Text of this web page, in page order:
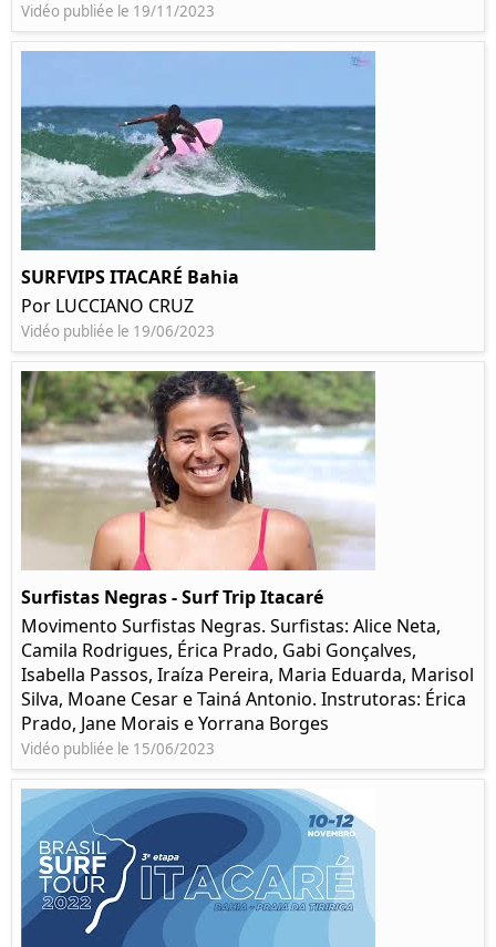
Vidéo publiée le 19/11/2023
SURFVIPS ITACARÉ Bahia
Por LUCCIANO CRUZ
Vidéo publiée le 19/06/2023
Surfistas Negras - Surf Trip Itacaré
Movimento Surfistas Negras. Surfistas: Alice Neta,
Camila Rodrigues, Érica Prado, Gabi Gonçalves,
Isabella Passos, Iraíza Pereira, Maria Eduarda, Marisol
Silva, Moane Cesar e Tainá Antonio. Instrutoras: Érica
Prado, Jane Morais e Yorrana Borges
Vidéo publiée le 15/06/2023